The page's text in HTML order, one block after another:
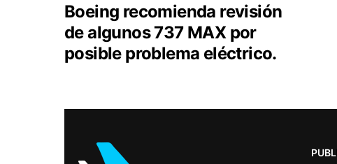
Boeing recomienda revisión
de algunos 737 MAX por
posible problema eléctrico.